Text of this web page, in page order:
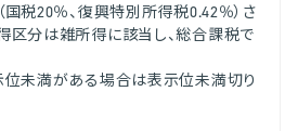
税20％、復興特別所得税0.42％）さ
区分は雑所得に該当し、総合課税で
未満がある場合は表示位未満切り